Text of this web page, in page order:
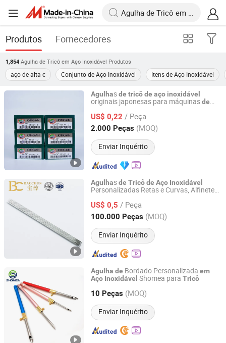
Produtos Fornecedores
1,854 Agulha de Tricô em Aço Inoxidável Produtos
aço de alta c Conjunto de Aço Inoxidável Itens de Aço Inoxidável
Agulhasde tricôde aço inoxidável
originais japonesas para máquinasde
US$ 0,22 / Peça
2.000 Peças (MOQ)
Enviar Inquérito
Changzhou Longfu Knitting Co., Ltd.
Jiangsu, China Desde 2025
Agulhasde Tricôde Aço Inoxidável
Personalizadas Retas e Curvas, Alfinetes
e Lisa paraTricô
US$ 0,5 / Peça
100.000 Peças (MOQ)
Enviar Inquérito
WENZHOU BAOCHUN MEDICAL INSTRUMENT CO., LTD.
Zhejiang, China Desde 2026
Agulha de Bordado Personalizada em
Aço Inoxidável Shomea para Tricô
10 Peças (MOQ)
Enviar Inquérito
Shenzhen Shomea Hardware Products Co., Ltd.
Guangdong, China Desde 2018